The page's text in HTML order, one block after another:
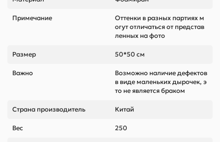
Примечание
Оттенки в разных партиях м
огут отличаться от представ
ленных на фото
Размер 50*50 см
Важно
Возможно наличие дефектов
в виде маленьких дырочек, э
то не является браком
Страна производитель Китай
Вес 250